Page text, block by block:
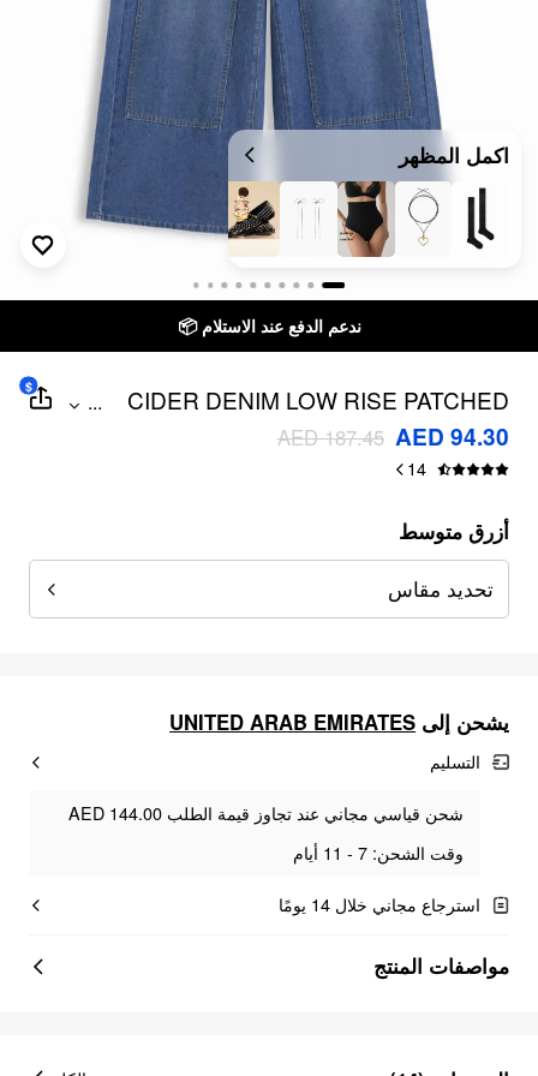
اكمل المظهر
ندعم الدفع عند الاستلام 📦
CIDER DENIM LOW RISE PATCHED
KNOTTED BAGGY JEANS
...
AED 94.30
AED 187.45
14
$
أزرق متوسط
تحديد مقاس
يشحن إلى UNITED ARAB EMIRATES
التسليم
شحن قياسي مجاني عند تجاوز قيمة الطلب AED 144.00
وقت الشحن: 7 - 11 أيام
استرجاع مجاني خلال 14 يومًا
مواصفات المنتج